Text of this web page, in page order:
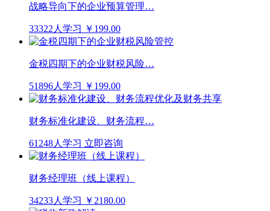
战略导向下的企业预算管理…
33322人学习 ￥199.00
金税四期下的企业财税风险…
51896人学习 ￥199.00
财务标准化建设、财务流程…
61248人学习 立即咨询
财务经理班（线上课程）
34233人学习 ￥2180.00